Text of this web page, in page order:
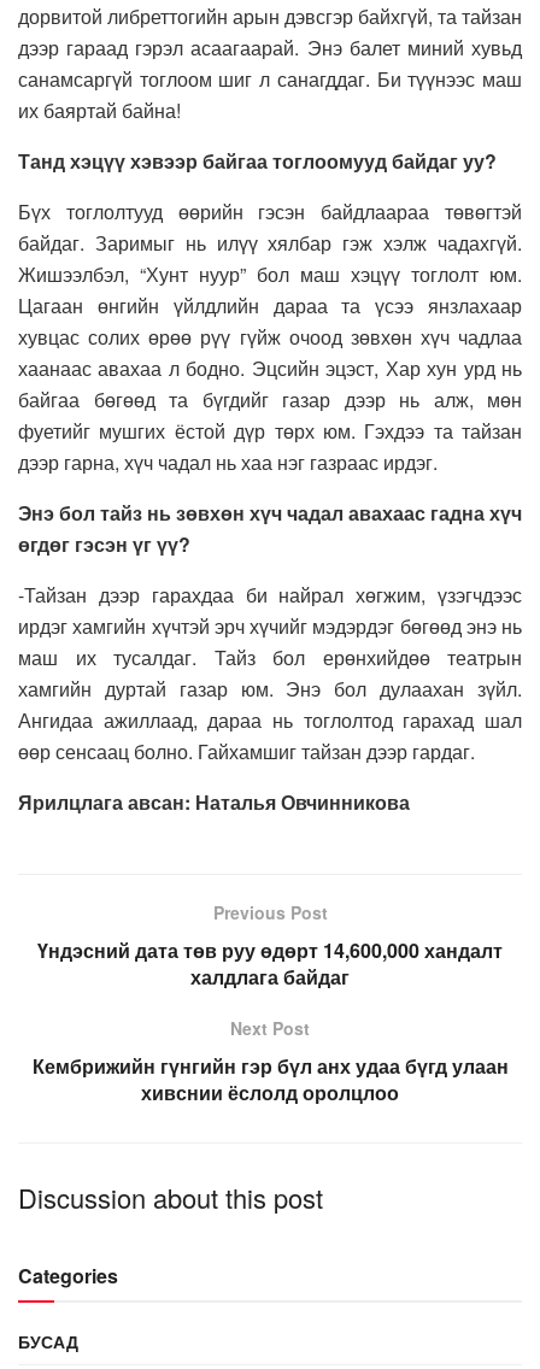
дорвитой либреттогийн арын дэвсгэр байхгүй, та тайзан
дээр гараад гэрэл асаагаарай. Энэ балет миний хувьд
санамсаргүй тоглоом шиг л санагддаг. Би түүнээс маш
их баяртай байна!
Танд хэцүү хэвээр байгаа тоглоомууд байдаг уу?
Бүх тоглолтууд өөрийн гэсэн байдлаараа төвөгтэй
байдаг. Заримыг нь илүү хялбар гэж хэлж чадахгүй.
Жишээлбэл, “Хунт нуур” бол маш хэцүү тоглолт юм.
Цагаан өнгийн үйлдлийн дараа та үсээ янзлахаар
хувцас солих өрөө рүү гүйж очоод зөвхөн хүч чадлаа
хаанаас авахаа л бодно. Эцсийн эцэст, Хар хун урд нь
байгаа бөгөөд та бүгдийг газар дээр нь алж, мөн
фуетийг мушгих ёстой дүр төрх юм. Гэхдээ та тайзан
дээр гарна, хүч чадал нь хаа нэг газраас ирдэг.
Энэ бол тайз нь зөвхөн хүч чадал авахаас гадна хүч
өгдөг гэсэн үг үү?
-Тайзан дээр гарахдаа би найрал хөгжим, үзэгчдээс
ирдэг хамгийн хүчтэй эрч хүчийг мэдэрдэг бөгөөд энэ нь
маш их тусалдаг. Тайз бол ерөнхийдөө театрын
хамгийн дуртай газар юм. Энэ бол дулаахан зүйл.
Ангидаа ажиллаад, дараа нь тоглолтод гарахад шал
өөр сенсаац болно. Гайхамшиг тайзан дээр гардаг.
Ярилцлага авсан: Наталья Овчинникова
Previous Post
Үндэсний дата төв руу өдөрт 14,600,000 хандалт
халдлага байдаг
Next Post
Кембрижийн гүнгийн гэр бүл анх удаа бүгд улаан
хивснии ёслолд оролцлоо
Discussion about this post
Categories
БУСАД